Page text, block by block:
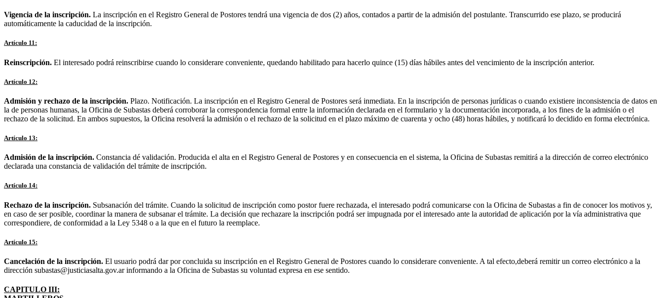
Vigencia de la inscripción. La inscripción en el Registro General de Postores tendrá una vigencia de dos (2) años, contados a partir de la admisión del postulante. Transcurrido ese plazo, se producirá
automáticamente la caducidad de la inscripción.
Artículo 11:
Reinscripción. El interesado podrá reinscribirse cuando lo considerare conveniente, quedando habilitado para hacerlo quince (15) días hábiles antes del vencimiento de la inscripción anterior.
Artículo 12:
Admisión y rechazo de la inscripción. Plazo. Notificación. La inscripción en el Registro General de Postores será inmediata. En la inscripción de personas jurídicas o cuando existiere inconsistencia de datos en
la de personas humanas, la Oficina de Subastas deberá corroborar la correspondencia formal entre la información declarada en el formulario y la documentación incorporada, a los fines de la admisión o el
rechazo de la solicitud. En ambos supuestos, la Oficina resolverá la admisión o el rechazo de la solicitud en el plazo máximo de cuarenta y ocho (48) horas hábiles, y notificará lo decidido en forma electrónica.
Artículo 13:
Admisión de la inscripción. Constancia dé validación. Producida el alta en el Registro General de Postores y en consecuencia en el sistema, la Oficina de Subastas remitirá a la dirección de correo electrónico
declarada una constancia de validación del trámite de inscripción.
Artículo 14:
Rechazo de la inscripción. Subsanación del trámite. Cuando la solicitud de inscripción como postor fuere rechazada, el interesado podrá comunicarse con la Oficina de Subastas a fin de conocer los motivos y,
en caso de ser posible, coordinar la manera de subsanar el trámite. La decisión que rechazare la inscripción podrá ser impugnada por el interesado ante la autoridad de aplicación por la vía administrativa que
correspondiere, de conformidad a la Ley 5348 o a la que en el futuro la reemplace.
Artículo 15:
Cancelación de la inscripción. El usuario podrá dar por concluida su inscripción en el Registro General de Postores cuando lo considerare conveniente. A tal efecto,deberá remitir un correo electrónico a la
dirección subastas@justiciasalta.gov.ar informando a la Oficina de Subastas su voluntad expresa en ese sentido.
CAPITULO III: